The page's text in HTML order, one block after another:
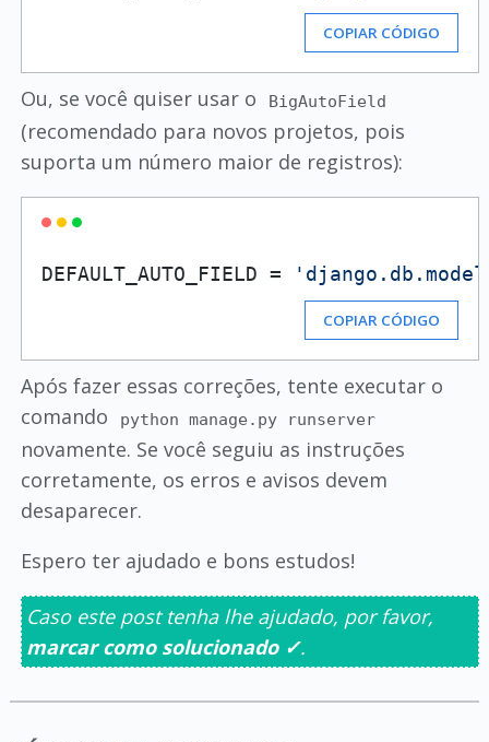
COPIAR CÓDIGO
Ou, se você quiser usar o BigAutoField
(recomendado para novos projetos, pois
suporta um número maior de registros):
DEFAULT_AUTO_FIELD =
COPIAR CÓDIGO
Após fazer essas correções, tente executar o
comando
python manage.py runserver
novamente. Se você seguiu as instruções
corretamente, os erros e avisos devem
desaparecer.
Espero ter ajudado e bons estudos!
Caso este post tenha lhe ajudado, por favor,
marcar como solucionado ✓.